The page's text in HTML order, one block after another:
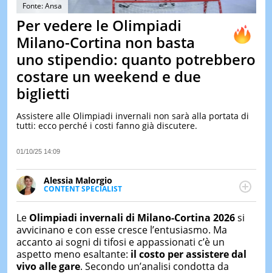
TEST
Fonte: Ansa
Per vedere le Olimpiadi
Milano-Cortina non basta
uno stipendio: quanto potrebbero
costare un weekend e due
biglietti
Assistere alle Olimpiadi invernali non sarà alla portata di
tutti: ecco perché i costi fanno già discutere.
01/10/25 14:09
Alessia Malorgio
CONTENT SPECIALIST
Ha conseguito un Master in Marketing Management
occupa della creazione di contenuti in ottica SEO e
dello sviluppo di strategie marketing attraverso
canali digitali.
Le Olimpiadi invernali di Milano-Cortina 2026si
avvicinano e con esse cresce l’entusiasmo. Ma
accanto ai sogni di tifosi e appassionati c’è un
aspetto meno esaltante: il costo per assistere dal
vivo alle gare. Secondo un’analisi condotta da